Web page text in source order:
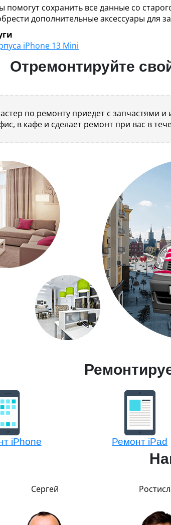
помогут сохранить все данные со
дополнительные аксессуары для
iPhone 13 Mini
Отремонтируйте
по ремонту приедет с запчастями
в кафе и сделает ремонт при вас в
iPhone Ремонт iPad
Сергей